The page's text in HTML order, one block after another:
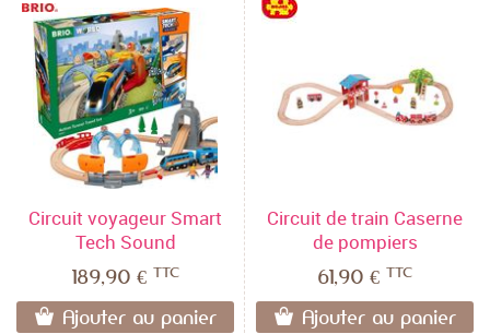
Circuit voyageur Smart
Tech Sound
189,90 € TTC
Ajouter au panier
Circuit de train Caserne
de pompiers
61,90 € TTC
Ajouter au panier